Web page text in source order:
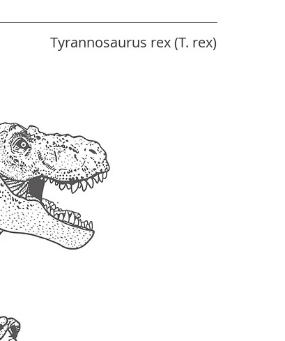
Tyrannosaurus rex (T. rex)